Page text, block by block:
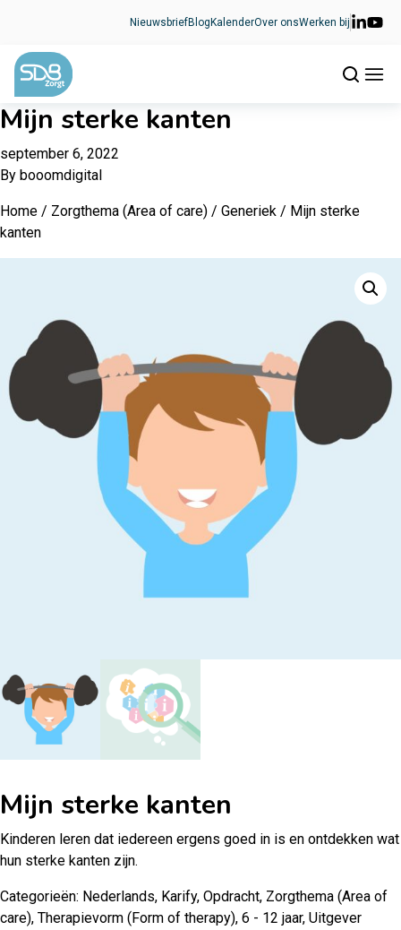
NieuwsbriefBlog KalenderOver onsWerken bij
Mijn sterke kanten
september 6, 2022
By booomdigital
Home / Zorgthema (Area of care) / Generiek / Mijn sterke
kanten
Mijn sterke kanten
Kinderen leren dat iedereen ergens goed in is en ontdekken wat
hun sterke kanten zijn.
Categorieën: Nederlands, Karify, Opdracht, Zorgthema (Area of
care), Therapievorm (Form of therapy), 6 - 12 jaar, Uitgever